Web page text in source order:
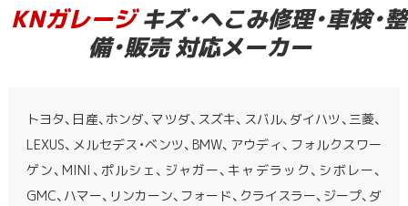
KNガレージキズ・へこみ修理・車検・整
備・販売 対応メーカー
トヨタ、日産、ホンダ、マツダ、スズキ、スバル、ダイハツ、三菱、
LEXUS、メルセデス・ベンツ、BMW、アウディ、フォルクスワー
ゲン、MINI、ポルシェ、ジャガー、キャデラック、シボレー、
GMC、ハマー、リンカーン、フォード、クライスラー、ジープ、ダ